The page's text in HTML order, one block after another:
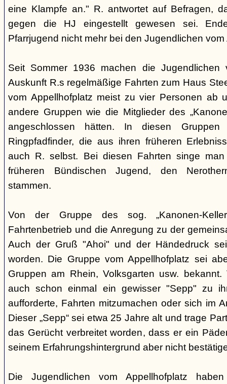
eine Klampfe an." R. antwortet auf Befragen,
gegen die HJ eingestellt gewesen sei.
Pfarrjugend nicht mehr bei den Jugendlichen
Seit Sommer 1936 machen die Jugendlichen
Auskunft R.s regelmäßige Fahrten zum Haus
vom Appellhofplatz meist zu vier Personen ab
andere Gruppen wie die Mitglieder des
angeschlossen hätten. In diesen
Ringpfadfinder, die aus ihren früheren
auch R. selbst. Bei diesen Fahrten singe
früheren Bündischen Jugend, den
stammen.
Von der Gruppe des sog. „Kanonen-
Fahrtenbetrieb und die Anregung zu der
Auch der Gruß "Ahoi" und der Händedruck
worden. Die Gruppe vom Appellhofplatz sei
Gruppen am Rhein, Volksgarten usw.
auch schon einmal ein gewisser "Sepp" zu
aufforderte, Fahrten mitzumachen oder sich im
Dieser „Sepp“ sei etwa 25 Jahre alt und trage
das Gerücht verbreitet worden, dass er ein
seinem Erfahrungshintergrund aber nicht
Die Jugendlichen vom Appellhofplatz